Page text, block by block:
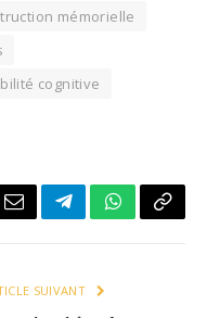
mémorielle
cognitive
EmailTélégramme
WhatsApp
SUIVANT